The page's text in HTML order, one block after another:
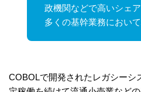
政機関などで高いシェ
多くの基幹業務におい
COBOLで開発されたレガシーシ